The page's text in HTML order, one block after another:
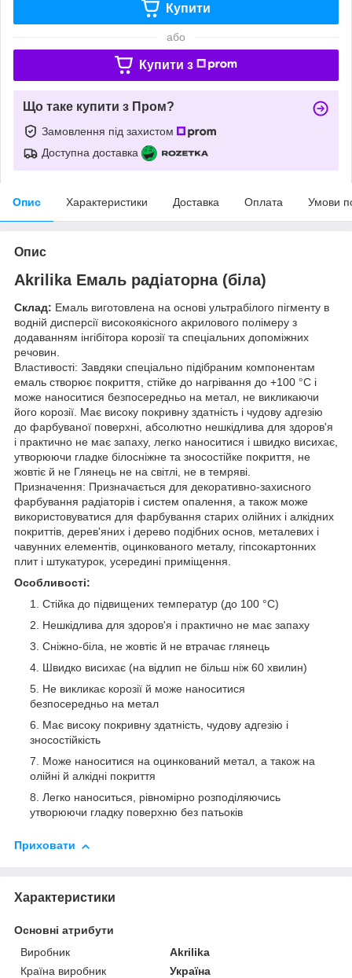
Купити
або
Купити з
Що таке купити з Пром?
Замовлення під захистом
Доступна доставка
Опис Характеристики Доставка Оплата Умови
Опис
Akrilika Емаль радіаторна (біла)
Склад: Емаль виготовлена на основі ультрабілого пігменту в
водній дисперсії високоякісного акрилового полімеру з
додаванням інгібітора корозії та спеціальних допоміжних
речовин.
Властивості: Завдяки спеціально підібраним компонентам
емаль створює покриття, стійке до нагрівання до +100 °C і
може наноситися безпосередньо на метал, не викликаючи
його корозії. Має високу покривну здатність і чудову адгезію
до фарбуваної поверхні, абсолютно нешкідлива для здоров'я
і практично не має запаху, легко наноситися і швидко висихає,
утворюючи гладке білосніжне та зносостійке покриття, не
жовтіє й не Глянець не на світлі, не в темряві.
Призначення: Призначається для декоративно-захисного
фарбування радіаторів і систем опалення, а також може
використовуватися для фарбування старих олійних і алкідних
покриттів, дерев'яних і дерево подібних основ, металевих і
чавунних елементів, оцинкованого металу, гіпсокартонних
плит і штукатурок, усередині приміщення.
Особливості:
Стійка до підвищених температур (до 100 °C)
Нешкідлива для здоров'я і практично не має запаху
Сніжно-біла, не жовтіє й не втрачає глянець
Швидко висихає (на відлип не більш ніж 60 хвилин)
Не викликає корозії й може наноситися
безпосередньо на метал
Має високу покривну здатність, чудову адгезію і
зносостійкість
Може наноситися на оцинкований метал, а також на
олійні й алкідні покриття
Легко наноситься, рівномірно розподіляючись
утворюючи гладку поверхню без патьоків
Приховати
Характеристики
Основні атрибути
Виробник
Akrilika
Країна виробник
Україна